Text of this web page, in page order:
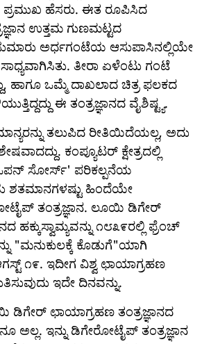
ಪ್ರಮುಖ ಹೆಸರು. ಈತ ರೂಪಿಸಿದ
ಉತ್ತಮ ಗುಣಮಟ್ಟದ
ಅರ್ಧಗಂಟೆಯ ಆಸುಪಾಸಿನಲ್ಲಿಯೇ
ತೀರಾ ಏಳೆಂಟು ಗಂಟೆ
ಹಾಗೂ ಒಮ್ಮೆ ದಾಖಲಾದ ಚಿತ್ರ ಫಲಕದ
ಈ ತಂತ್ರಜ್ಞಾನದ ವೈಶಿಷ್ಟ್ಯ.
ತಲುಪಿದ ರೀತಿಯಿದೆಯಲ್ಲ, ಅದು
ಕಂಪ್ಯೂಟರ್ ಕ್ಷೇತ್ರದಲ್ಲಿ
ಸೋರ್ಸ್' ಪರಿಕಲ್ಪನೆಯ
ಶತಮಾನಗಳಷ್ಟು ಹಿಂದೆಯೇ
ತಂತ್ರಜ್ಞಾನ. ಲೂಯಿ ಡಿಗೇರ್
ಹಕ್ಕುಸ್ವಾಮ್ಯವನ್ನು ೧೮೩೯ರಲ್ಲಿ ಫ್ರೆಂಚ್
"ಮನುಕುಲಕ್ಕೆ ಕೊಡುಗೆ"ಯಾಗಿ
೧೯. ಇದೀಗ ವಿಶ್ವ ಛಾಯಾಗ್ರಹಣ
ಇದೇ ದಿನವನ್ನು.
ಛಾಯಾಗ್ರಹಣ ತಂತ್ರಜ್ಞಾನದ
ಅಲ್ಲ. ಇನ್ನು ಡಿಗೇರೋಟೈಪ್ ತಂತ್ರಜ್ಞಾನ